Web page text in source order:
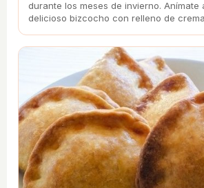
durante los meses de invierno. Anímate
delicioso bizcocho con relleno de